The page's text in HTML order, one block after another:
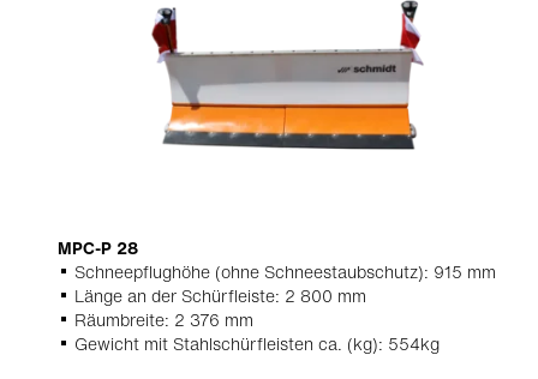
MPC-P 28
Schneepflughöhe (ohne Schneestaubschutz): 915 mm
Länge an der Schürfleiste: 2 800 mm
Räumbreite: 2 376 mm
Gewicht mit Stahlschürfleisten ca. (kg): 554kg